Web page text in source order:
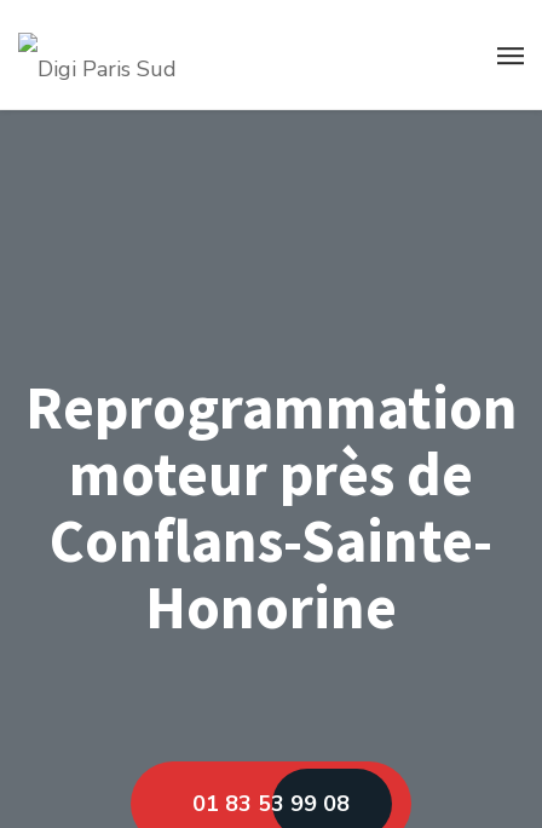
Reprogrammation
moteur près de
Conflans-Sainte-
Honorine
01 83 53 99 08